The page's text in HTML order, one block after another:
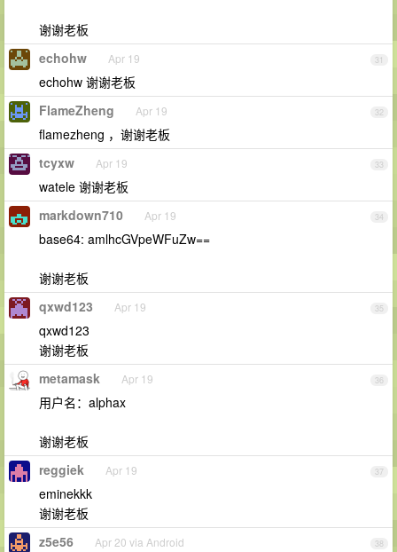
谢谢老板
31
echohw Apr 19
echohw 谢谢老板
32
FlameZheng Apr 19
flamezheng ，谢谢老板
33
tcyxw Apr 19
watele 谢谢老板
34
markdown710 Apr 19
base64: amlhcGVpeWFuZw==
谢谢老板
35
qxwd123 Apr 19
qxwd123
谢谢老板
36
metamask Apr 19
用户名：alphax
谢谢老板
37
reggiek Apr 19
eminekkk
谢谢老板
38
z5e56 Apr 20 via Android